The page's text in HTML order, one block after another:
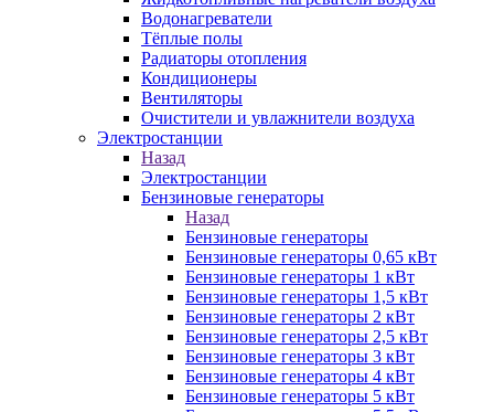
Водонагреватели
Тёплые полы
Радиаторы отопления
Кондиционеры
Вентиляторы
Очистители и увлажнители воздуха
Электростанции
Назад
Электростанции
Бензиновые генераторы
Назад
Бензиновые генераторы
Бензиновые генераторы 0,65 кВт
Бензиновые генераторы 1 кВт
Бензиновые генераторы 1,5 кВт
Бензиновые генераторы 2 кВт
Бензиновые генераторы 2,5 кВт
Бензиновые генераторы 3 кВт
Бензиновые генераторы 4 кВт
Бензиновые генераторы 5 кВт